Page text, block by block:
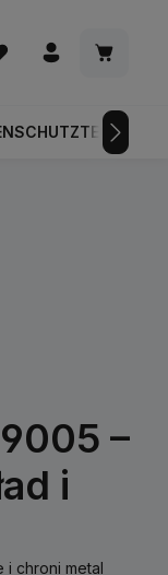
Masz 0 przedmioty na
–
i
i chroni metal